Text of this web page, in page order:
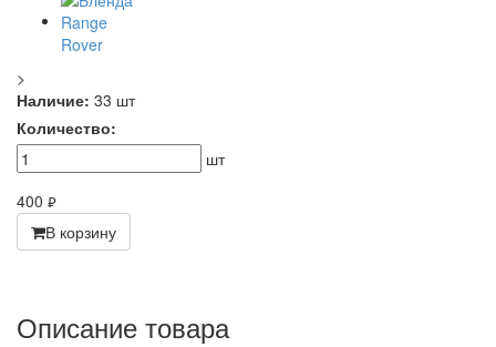
>
Наличие: 33 шт
Количество:
шт
400 руб.
В корзину
Описание товара